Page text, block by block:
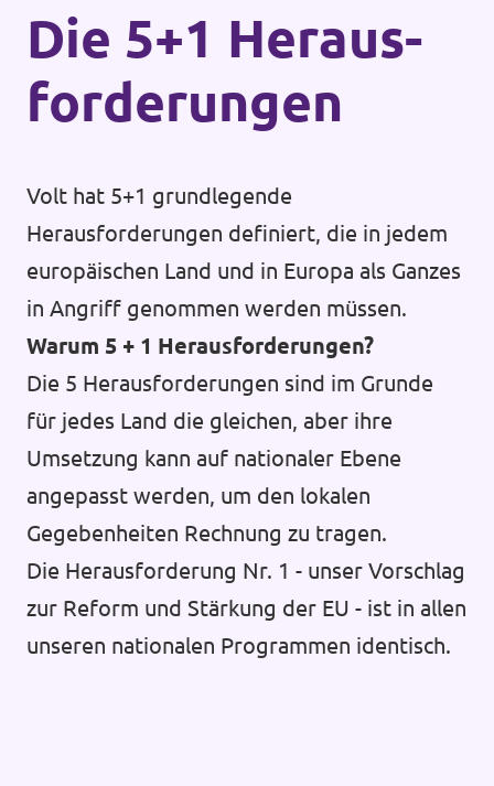
Die 5+1 Heraus­
forderungen
Volt hat 5+1 grundlegende
Herausforderungen definiert, die in jedem
europäischen Land und in Europa als Ganzes
in Angriff genommen werden müssen.
Warum 5 + 1 Herausforderungen?
Die 5 Herausforderungen sind im Grunde
für jedes Land die gleichen, aber ihre
Umsetzung kann auf nationaler Ebene
angepasst werden, um den lokalen
Gegebenheiten Rechnung zu tragen.
Die Herausforderung Nr. 1 - unser Vorschlag
zur Reform und Stärkung der EU - ist in allen
unseren nationalen Programmen identisch.